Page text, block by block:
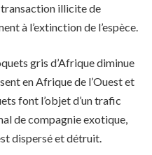
transaction illicite de
à l’extinction de l’espèce.
gris d’Afrique diminue
en Afrique de l’Ouest et
font l’objet d’un trafic
de compagnie exotique,
dispersé et détruit.